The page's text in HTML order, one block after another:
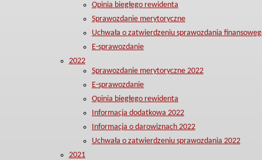
Opinia biegłego rewidenta
Sprawozdanie merytoryczne
Uchwała o zatwierdzeniu sprawozdania
E-sprawozdanie
2022
Sprawozdanie merytoryczne 2022
E-sprawozdanie
Opinia biegłego rewidenta
Informacja dodatkowa 2022
Informacja o darowiznach 2022
Uchwała o zatwierdzeniu sprawozdania 2022
2021